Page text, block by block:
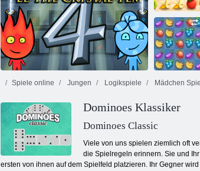
Bubble Shooter Saga
Saftiger
Fruita
Spiele online Jungen Logikspiele Mädchen
Dominoes Klassiker
Dominoes Classic
Viele von uns spielen ziemlich oft
die Spielregeln erinnern. Sie und
ersten von ihnen auf dem Spielfeld platzieren. Ihr Gegner